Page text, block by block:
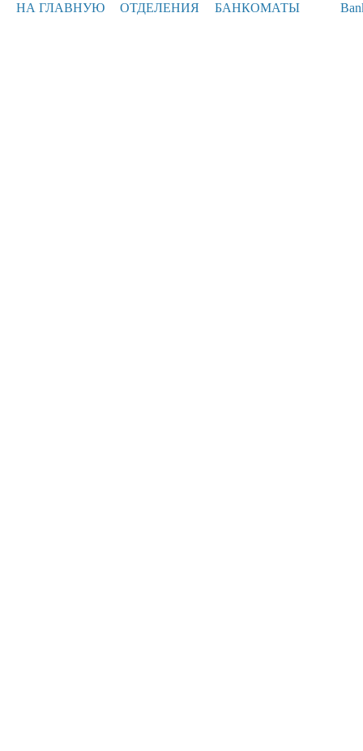
НА ГЛАВНУЮ ОТДЕЛЕНИЯ БАНКОМАТЫ